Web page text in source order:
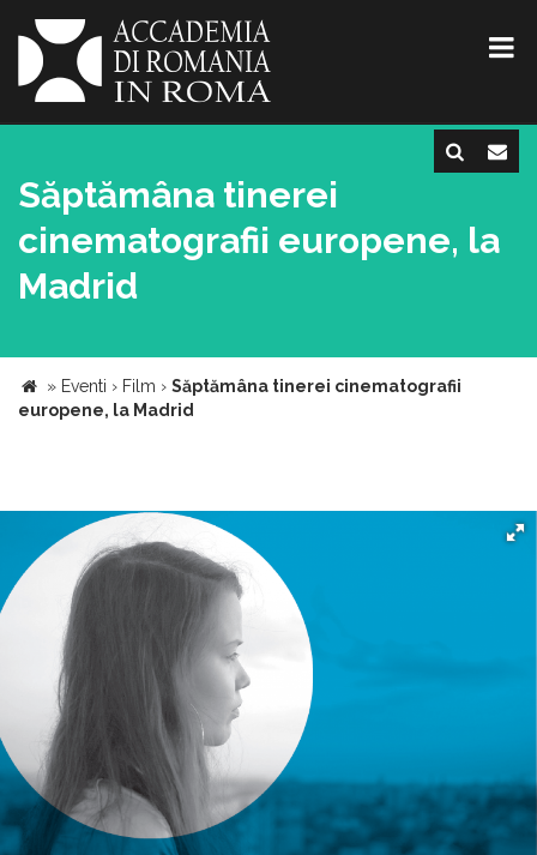
Săptămâna tinerei
cinematografii europene, la
Madrid
» Eventi › Film › Săptămâna tinerei cinematografii
europene, la Madrid